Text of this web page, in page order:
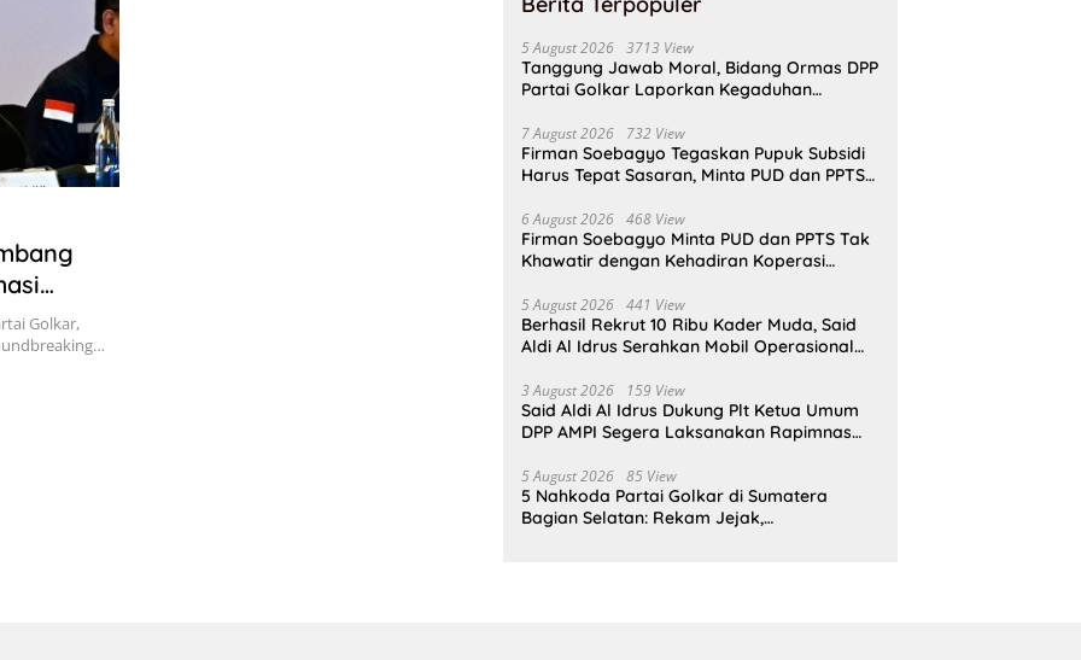
Golkar,
5 August 2026 3713 View
Tanggung Jawab Moral, Bidang Ormas DPP
Partai Golkar Laporkan Kegaduhan
7 August 2026 732 View
Firman Soebagyo Tegaskan Pupuk Subsidi
Harus Tepat Sasaran, Minta PUD dan PPTS
6 August 2026 468 View
Firman Soebagyo Minta PUD dan PPTS Tak
Khawatir dengan Kehadiran Koperasi
5 August 2026 441 View
Berhasil Rekrut 10 Ribu Kader Muda, Said
Aldi Al Idrus Serahkan Mobil Operasional
3 August 2026 159 View
Said Aldi Al Idrus Dukung Plt Ketua Umum
DPP AMPI Segera Laksanakan Rapimnas
5 August 2026 85 View
5 Nahkoda Partai Golkar di Sumatera
Bagian Selatan: Rekam Jejak,